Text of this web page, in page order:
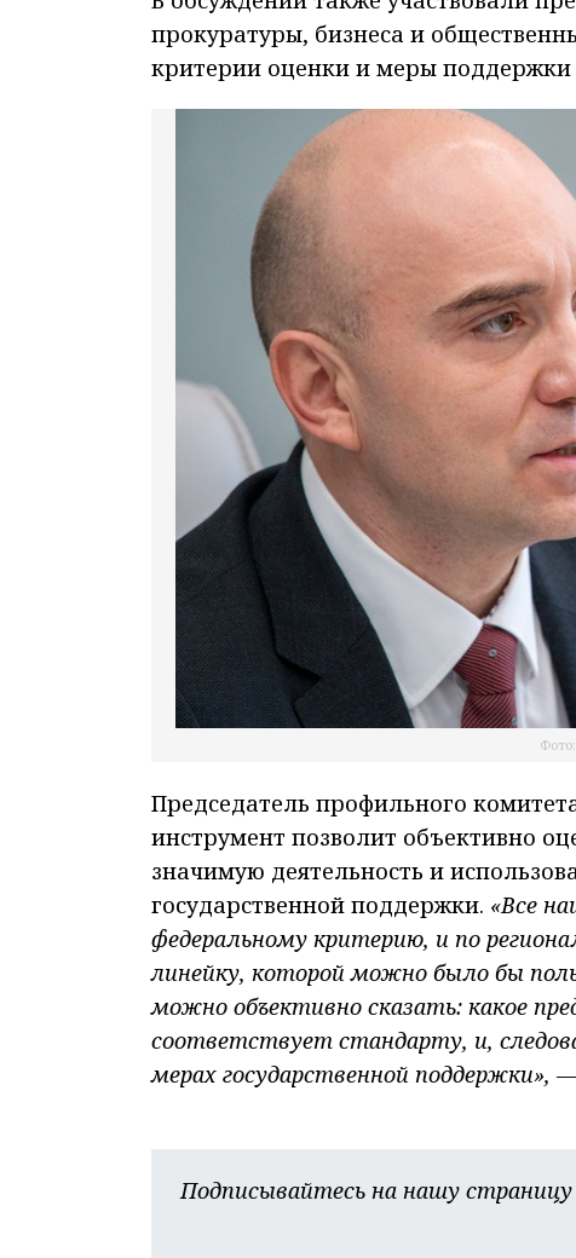
прокуратуры, бизнеса и
критерии оценки и меры поддержки
Председатель профильного
инструмент позволит объективно
значимую деятельность и
государственной поддержки. «Все
федеральному критерию, и по
линейку, которой можно было бы
можно объективно сказать: какое
соответствует стандарту, и,
мерах государственной поддержки»,
Подписывайтесь на нашу